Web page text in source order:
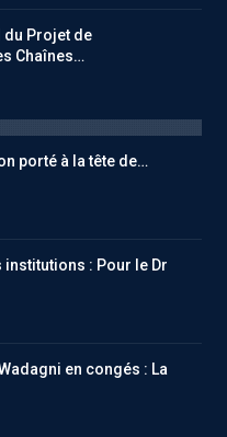
du Projet de
Chaînes…
porté à la tête de…
: Pour le Dr
en congés : La